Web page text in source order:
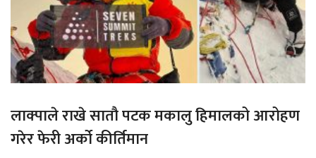
लाक्पाले राखे सातौ पटक मकालु हिमालको आरोहण
गरेर फेरी अर्को कीर्तिमान